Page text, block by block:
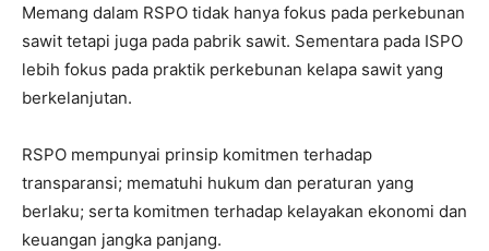
Memang dalam RSPO tidak hanya fokus pada perkebunan
sawit tetapi juga pada pabrik sawit. Sementara pada ISPO
lebih fokus pada praktik perkebunan kelapa sawit yang
berkelanjutan.
RSPO mempunyai prinsip komitmen terhadap
transparansi; mematuhi hukum dan peraturan yang
berlaku; serta komitmen terhadap kelayakan ekonomi dan
keuangan jangka panjang.